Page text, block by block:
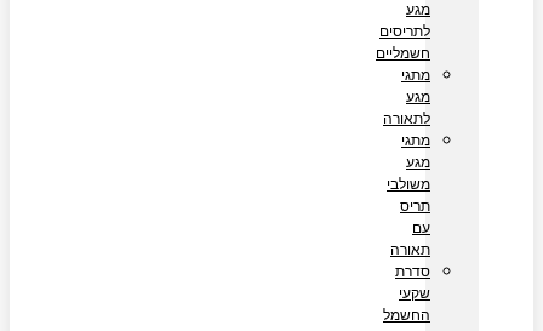
מגע
לתריסים
חשמליים
מתגי
מגע
לתאורה
מתגי
מגע
משולבי
תריס
עם
תאורה
סדרת
שקעי
החשמל